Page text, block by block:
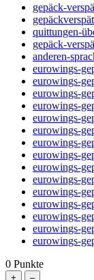
gepäck-
quittungen-
gepäck-
anderen-
eurowings-
eurowings-
eurowings-
eurowings-
eurowings-
eurowings-
eurowings-
eurowings-
eurowings-
eurowings-
eurowings-
eurowings-
eurowings-
eurowings-
eurowings-
0 Punkte